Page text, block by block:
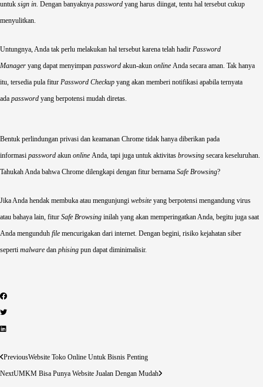
untuk sign in. Dengan banyaknya password yang harus diingat, tentu hal tersebut cukup
menyulitkan.
Untungnya, Anda tak perlu melakukan hal tersebut karena telah hadir Password
Manager yang dapat menyimpan password akun-akun online Anda secara aman. Tak hanya
itu, tersedia pula fitur Password Checkup yang akan memberi notifikasi apabila ternyata
ada password yang berpotensi mudah diretas.
Bentuk perlindungan privasi dan keamanan Chrome tidak hanya diberikan pada
informasi password akun online Anda, tapi juga untuk aktivitas browsing secara keseluruhan.
Tahukah Anda bahwa Chrome dilengkapi dengan fitur bernama Safe Browsing?
Jika Anda hendak membuka atau mengunjungi website yang berpotensi mengandung virus
atau bahaya lain, fitur Safe Browsing inilah yang akan memperingatkan Anda, begitu juga saat
Anda mengunduh file mencurigakan dari internet. Dengan begini, risiko kejahatan siber
seperti malware dan phising pun dapat diminimalisir.
Prev
PreviousWebsite Toko Online Untuk Bisnis Penting
NextUMKM Bisa Punya Website Jualan Dengan Mudah